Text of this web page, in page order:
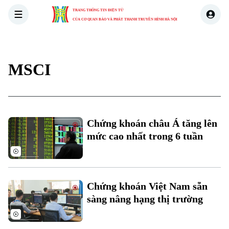
TRANG THÔNG TIN ĐIỆN TỬ
CỦA CƠ QUAN BÁO VÀ PHÁT THANH TRUYỀN HÌNH HÀ NỘI
Chuyên mục
Thời sự
Hà Nội
Chính trị
Hà Nội
Nhịp sống Hà Nội
Thế giới
MSCI
Chứng khoán châu Á tăng lên
mức cao nhất trong 6 tuần
Chứng khoán Việt Nam sẵn
sàng nâng hạng thị trường